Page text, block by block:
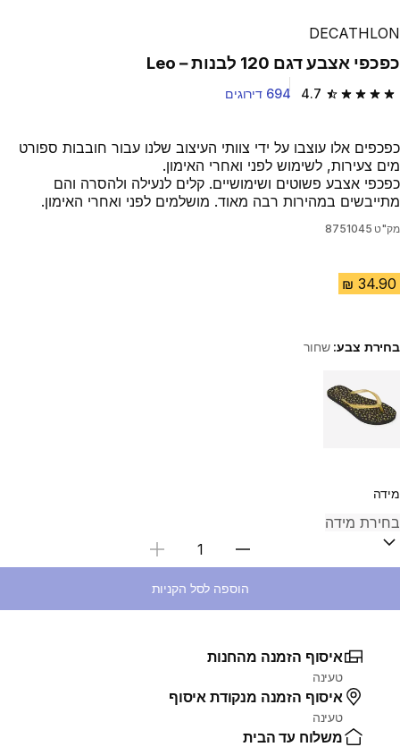
DECATHLON
כפכפי אצבע דגם 120 לבנות – Leo
4.7 4.7 out of 5 stars from 694 reviews 694 דירוגים
כפכפים אלו עוצבו על ידי צוותי העיצוב שלנו עבור חובבות ספורט
מים צעירות, לשימוש לפני ואחרי האימון.
כפכפי אצבע פשוטים ושימושיים. קלים לנעילה ולהסרה והם
מתייבשים במהירות רבה מאוד. מושלמים לפני ואחרי האימון.
מק"ט 8751045
בחירת צבע:שחור
מידה
בחירת כמות
הוספה לסל הקניות
איסוף הזמנה מהחנות
טעינה
איסוף הזמנה מנקודת איסוף
טעינה
משלוח עד הבית